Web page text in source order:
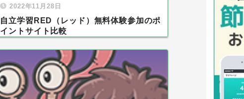
2022年11月28日
自立学習RED（レッド）無料体験参加のポ
イントサイト比較